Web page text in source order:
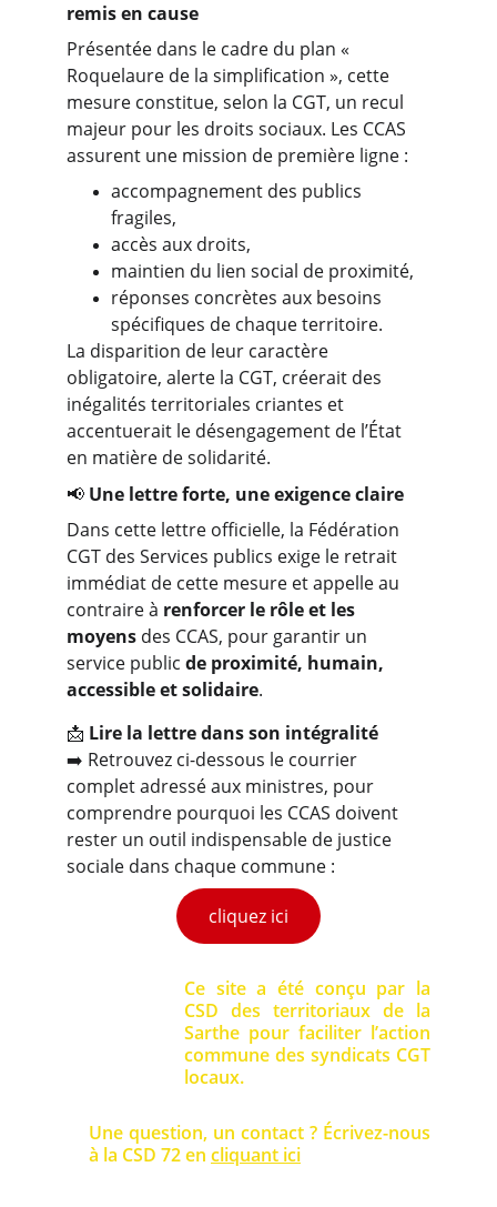
remis en cause
Présentée dans le cadre du plan «
Roquelaure de la simplification », cette
mesure constitue, selon la CGT, un recul
majeur pour les droits sociaux. Les CCAS
assurent une mission de première ligne :
accompagnement des publics
fragiles,
accès aux droits,
maintien du lien social de proximité,
réponses concrètes aux besoins
spécifiques de chaque territoire.
La disparition de leur caractère
obligatoire, alerte la CGT, créerait des
inégalités territoriales criantes et
accentuerait le désengagement de l’État
en matière de solidarité.
📢 Une lettre forte, une exigence claire
Dans cette lettre officielle, la Fédération
CGT des Services publics exige le retrait
immédiat de cette mesure et appelle au
contraire à renforcer le rôle et les
moyens des CCAS, pour garantir un
service public de proximité, humain,
accessible et solidaire.
📩 Lire la lettre dans son intégralité
➡️ Retrouvez ci-dessous le courrier
complet adressé aux ministres, pour
comprendre pourquoi les CCAS doivent
rester un outil indispensable de justice
sociale dans chaque commune :
cliquez ici
Ce site a été conçu par la
CSD des territoriaux de la
Sarthe pour faciliter l’action
commune des syndicats CGT
locaux.
Une question, un contact ? Écrivez-nous
à la CSD 72 en cliquant ici